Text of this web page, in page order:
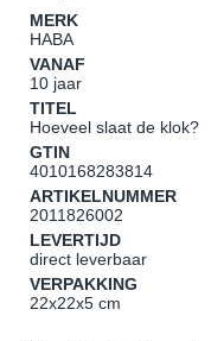
MERK
HABA
VANAF
10 jaar
TITEL
Hoeveel slaat de klok?
GTIN
4010168283814
ARTIKELNUMMER
2011826002
LEVERTIJD
direct leverbaar
VERPAKKING
22x22x5 cm